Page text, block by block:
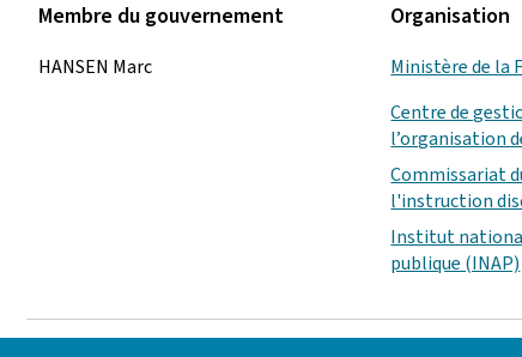
Membre du gouvernement
HANSEN Marc
Organisation
Ministère de la
Centre de
l’organisation
Commissariat
l'instruction
Institut
publique (INAP)